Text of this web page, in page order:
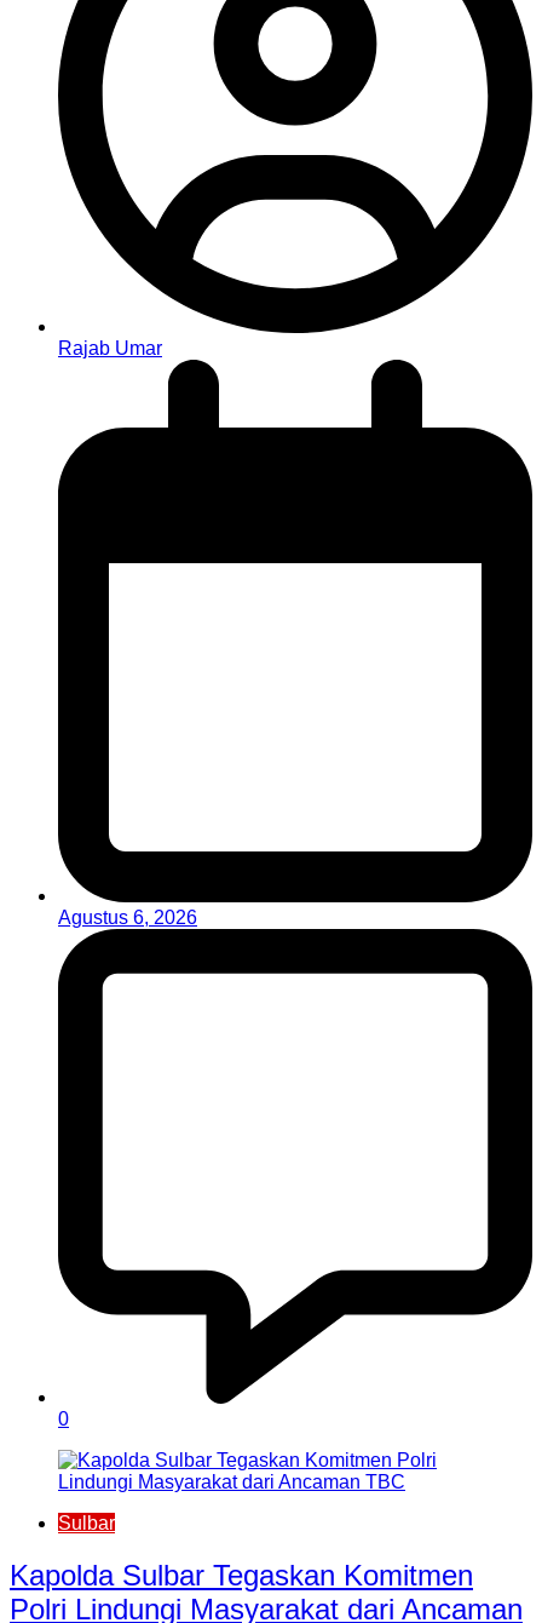
Rajab Umar
Agustus 6, 2026
0
Sulbar
Kapolda Sulbar Tegaskan Komitmen
Polri Lindungi Masyarakat dari Ancaman